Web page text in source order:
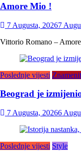
Amore Mio !
7 Augusta, 20267
Vittorio Romano –
Poslednje vijesti
Beograd je
7 Augusta, 20266
Poslednje vijesti Style